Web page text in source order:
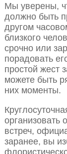
Мы уверены,
должно быть
другом
близкого
срочно или
порадовать
простой жест
можете быть
них моменты.
организовать
встреч,
заранее, вы